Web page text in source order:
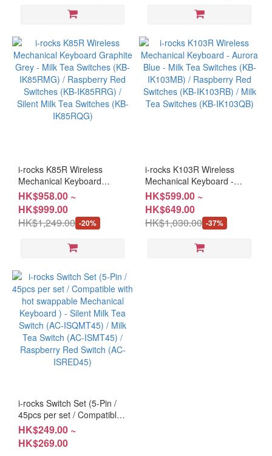
i-rocks K85R Wireless
Mechanical Keyboard
Graphite Grey - Milk Tea
Switches (KB-IK85RMG) /
Raspberry Red Switches
(KB-IK85RRG) / Silent Milk
HK$958.00 ~
HK$999.00
HK$1,249.00 -20%
i-rocks K103R Wireless
Mechanical Keyboard -
Aurora Blue - Milk Tea
Switches (KB-IK103MB) /
Raspberry Red Switches
(KB-IK103RB) / Milk Tea
HK$599.00 ~
HK$649.00
HK$1,030.00 -37%
i-rocks Switch Set (5-Pin /
45pcs per set / Compatible
with hot swappable
Mechanical Keyboard ) -
Silent Milk Tea Switch (AC-
HK$249.00 ~
HK$269.00